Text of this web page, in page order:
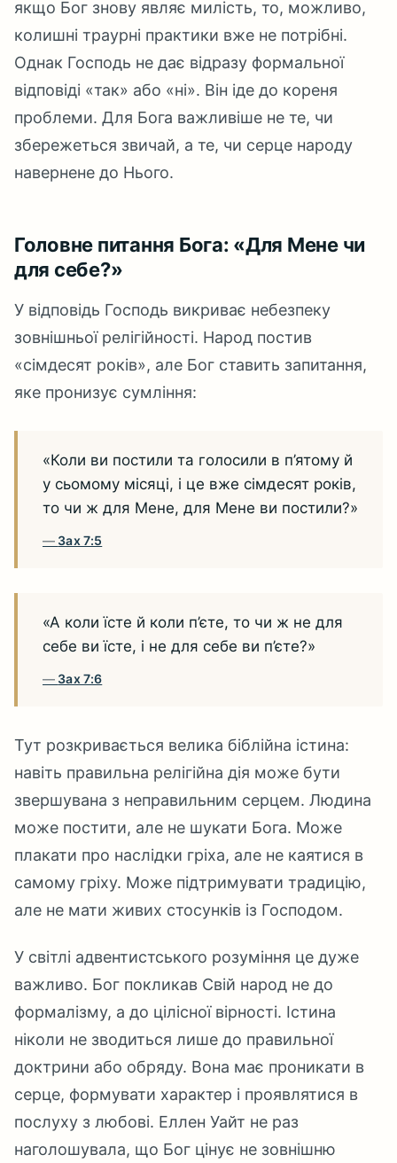
якщо Бог знову являє милість, то, можливо,
колишні траурні практики вже не потрібні.
Однак Господь не дає відразу формальної
відповіді «так» або «ні». Він іде до кореня
проблеми. Для Бога важливіше не те, чи
збережеться звичай, а те, чи серце народу
навернене до Нього.
Головне питання Бога: «Для Мене чи
для себе?»
У відповідь Господь викриває небезпеку
зовнішньої релігійності. Народ постив
«сімдесят років», але Бог ставить запитання,
яке пронизує сумління:
«Коли ви постили та голосили в п’ятому й
у сьомому місяці, і це вже сімдесят років,
то чи ж для Мене, для Мене ви постили?»
Зах 7:5
«А коли їсте й коли п’єте, то чи ж не для
себе ви їсте, і не для себе ви п’єте?»
Зах 7:6
Тут розкривається велика біблійна істина:
навіть правильна релігійна дія може бути
звершувана з неправильним серцем. Людина
може постити, але не шукати Бога. Може
плакати про наслідки гріха, але не каятися в
самому гріху. Може підтримувати традицію,
але не мати живих стосунків із Господом.
У світлі адвентистського розуміння це дуже
важливо. Бог покликав Свій народ не до
формалізму, а до цілісної вірності. Істина
ніколи не зводиться лише до правильної
доктрини або обряду. Вона має проникати в
серце, формувати характер і проявлятися в
послуху з любові. Еллен Уайт не раз
наголошувала, що Бог цінує не зовнішню